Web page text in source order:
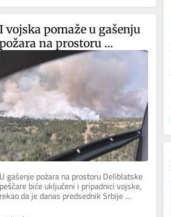
I vojska pomaže u gašenju
požara na prostoru
Deliblatske peščare
U gašenje požara na prostoru Deliblatske
peščare biće uključeni i pripadnici vojske,
rekao da je danas predsednik Srbije
Aleksandar Vučić. On...